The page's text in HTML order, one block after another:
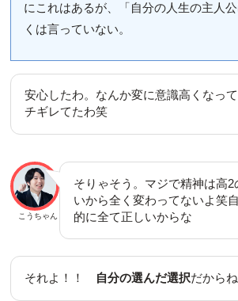
にこれはあるが、「自分の人生の主人
くは言っていない。
安心したわ。なんか変に意識高くなっ
チギレてたわ笑
こうちゃん
そりゃそう。マジで精神は高2
いから全く変わってないよ笑
的に全て正しいからな
それよ！！ 自分の選んだ選択だからね